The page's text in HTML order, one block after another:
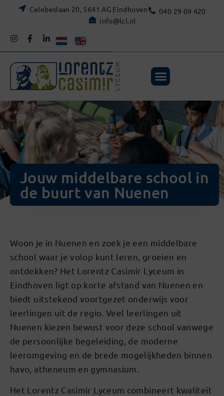
Celebeslaan 20, 5641 AG Eindhoven
040 29 09 420
info@lcl.nl
Jouw middelbare school in
de buurt van Nuenen
Woon je in Nuenen en zoek je een middelbare
school waar je volop kunt leren, groeien en
ontdekken? Het Lorentz Casimir Lyceum in
Eindhoven ligt op korte afstand van Nuenen en
biedt uitstekend voortgezet onderwijs voor
leerlingen uit de regio. Veel leerlingen uit
Nuenen kiezen bewust voor deze school vanwege
de persoonlijke begeleiding, de moderne
leeromgeving en de brede mogelijkheden binnen
havo, atheneum en gymnasium.
Het Lorentz Casimir Lyceum combineert kwaliteit